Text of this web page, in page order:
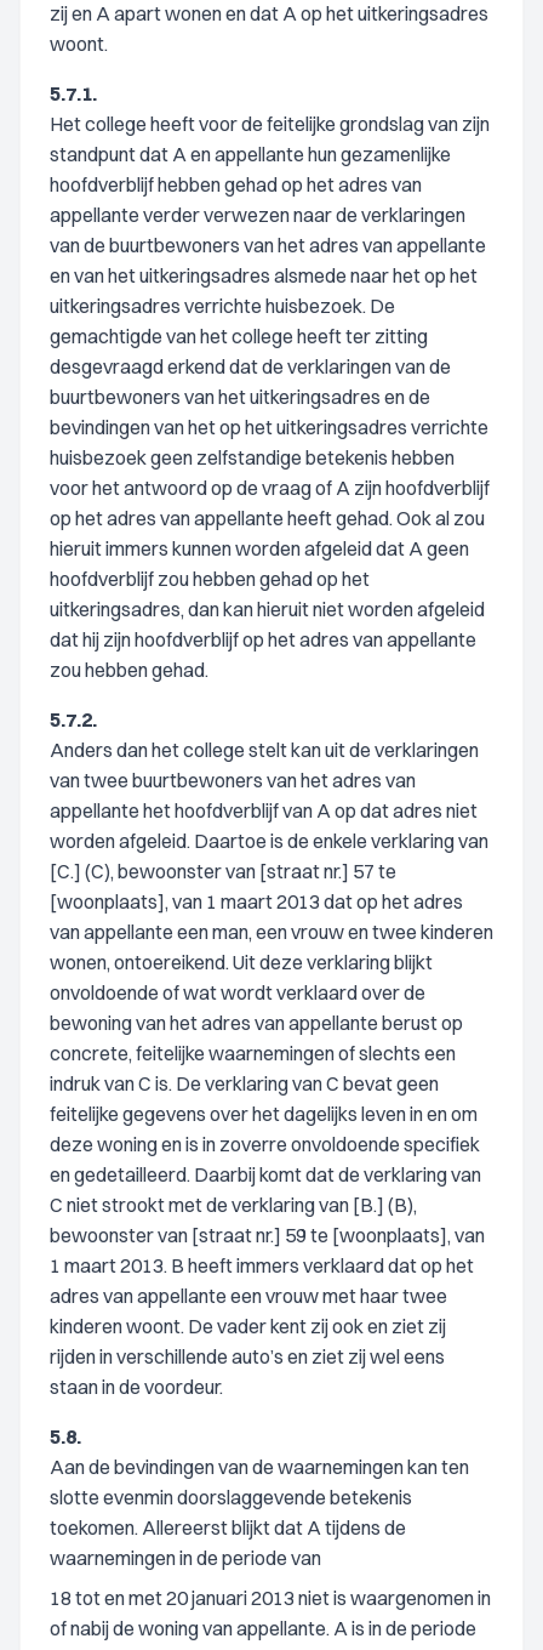
zij en A apart wonen en dat A op het uitkeringsadres
woont.
5.7.1.
Het college heeft voor de feitelijke grondslag van zijn
standpunt dat A en appellante hun gezamenlijke
hoofdverblijf hebben gehad op het adres van
appellante verder verwezen naar de verklaringen
van de buurtbewoners van het adres van appellante
en van het uitkeringsadres alsmede naar het op het
uitkeringsadres verrichte huisbezoek. De
gemachtigde van het college heeft ter zitting
desgevraagd erkend dat de verklaringen van de
buurtbewoners van het uitkeringsadres en de
bevindingen van het op het uitkeringsadres verrichte
huisbezoek geen zelfstandige betekenis hebben
voor het antwoord op de vraag of A zijn hoofdverblijf
op het adres van appellante heeft gehad. Ook al zou
hieruit immers kunnen worden afgeleid dat A geen
hoofdverblijf zou hebben gehad op het
uitkeringsadres, dan kan hieruit niet worden afgeleid
dat hij zijn hoofdverblijf op het adres van appellante
zou hebben gehad.
5.7.2.
Anders dan het college stelt kan uit de verklaringen
van twee buurtbewoners van het adres van
appellante het hoofdverblijf van A op dat adres niet
worden afgeleid. Daartoe is de enkele verklaring van
[C.] (C), bewoonster van [straat nr.] 57 te
[woonplaats], van 1 maart 2013 dat op het adres
van appellante een man, een vrouw en twee kinderen
wonen, ontoereikend. Uit deze verklaring blijkt
onvoldoende of wat wordt verklaard over de
bewoning van het adres van appellante berust op
concrete, feitelijke waarnemingen of slechts een
indruk van C is. De verklaring van C bevat geen
feitelijke gegevens over het dagelijks leven in en om
deze woning en is in zoverre onvoldoende specifiek
en gedetailleerd. Daarbij komt dat de verklaring van
C niet strookt met de verklaring van [B.] (B),
bewoonster van [straat nr.] 59 te [woonplaats], van
1 maart 2013. B heeft immers verklaard dat op het
adres van appellante een vrouw met haar twee
kinderen woont. De vader kent zij ook en ziet zij
rijden in verschillende auto’s en ziet zij wel eens
staan in de voordeur.
5.8.
Aan de bevindingen van de waarnemingen kan ten
slotte evenmin doorslaggevende betekenis
toekomen. Allereerst blijkt dat A tijdens de
waarnemingen in de periode van
18 tot en met 20 januari 2013 niet is waargenomen in
of nabij de woning van appellante. A is in de periode